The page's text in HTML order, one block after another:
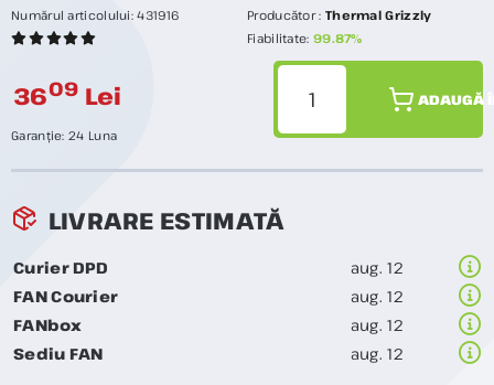
Numărul articolului:431916 Producător : Thermal Grizzly
Fiabilitate: 99.87%
3609 Lei
Garanție: 24 Luna
ADAUGĂ
LIVRARE ESTIMATĂ
Curier DPD
aug. 12
FAN Courier
aug. 12
FANbox
aug. 12
Sediu FAN
aug. 12